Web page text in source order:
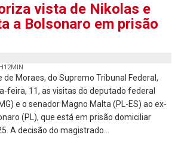
vista de Nikolas e
a Bolsonaro em prisão
Moraes, do Supremo Tribunal Federal,
feira, 11, as visitas do deputado federal
e o senador Magno Malta (PL-ES) ao ex-
(PL), que está em prisão domiciliar
A decisão do magistrado...